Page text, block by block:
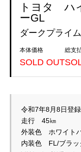
トヨタ ハ
ーGL
ダークプライ
本体価格
SOLD OUT
総支
令和7年8月8日登
走行　45㎞ 　　
外装色　ホワイト
内装色　FL/ブラ